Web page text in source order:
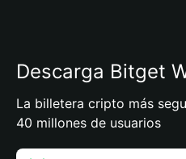
Descarga Bitget
La billetera cripto más
40 millones de usuarios